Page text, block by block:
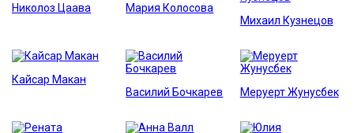
Николоз Цаава
Мария Колосова
Михаил Кузнецов
Кайсар Макан
Василий Бочкарев
Меруерт Жунусбек